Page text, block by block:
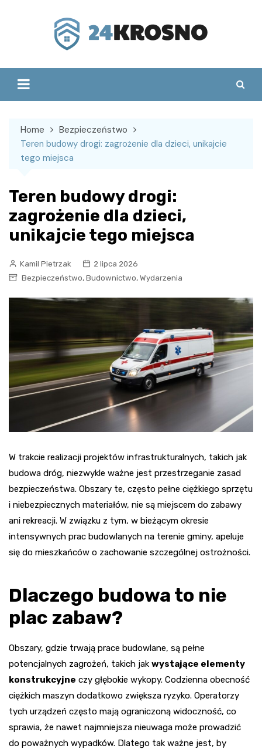
Home
Bezpieczeństwo
Teren budowy drogi: zagrożenie dla dzieci, unikajcie
tego miejsca
Teren budowy drogi:
zagrożenie dla dzieci,
unikajcie tego miejsca
Kamil Pietrzak
2 lipca 2026
Bezpieczeństwo, Budownictwo, Wydarzenia
W trakcie realizacji projektów infrastrukturalnych, takich jak
budowa dróg, niezwykle ważne jest przestrzeganie zasad
bezpieczeństwa. Obszary te, często pełne ciężkiego sprzętu
i niebezpiecznych materiałów, nie są miejscem do zabawy
ani rekreacji. W związku z tym, w bieżącym okresie
intensywnych prac budowlanych na terenie gminy, apeluje
się do mieszkańców o zachowanie szczególnej ostrożności.
Dlaczego budowa to nie
plac zabaw?
Obszary, gdzie trwają prace budowlane, są pełne
potencjalnych zagrożeń, takich jak wystające elementy
konstrukcyjne czy głębokie wykopy. Codzienna obecność
ciężkich maszyn dodatkowo zwiększa ryzyko. Operatorzy
tych urządzeń często mają ograniczoną widoczność, co
sprawia, że nawet najmniejsza nieuwaga może prowadzić
do poważnych wypadków. Dlatego tak ważne jest, by